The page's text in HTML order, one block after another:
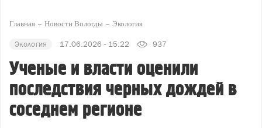
Главная Новости Вологды Экология
Экология 17.06.2026 - 15:22 937
Ученые и власти оценили
последствия черных дождей в
соседнем регионе